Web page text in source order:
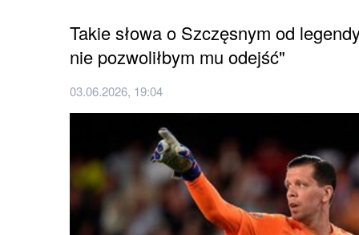
Takie słowa o Szczęsnym od
nie pozwoliłbym mu odejść"
03.06.2026, 19:04